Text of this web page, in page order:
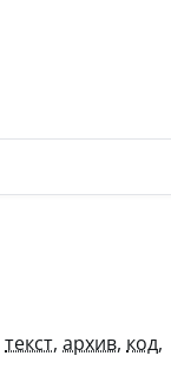
текст, архив, код,